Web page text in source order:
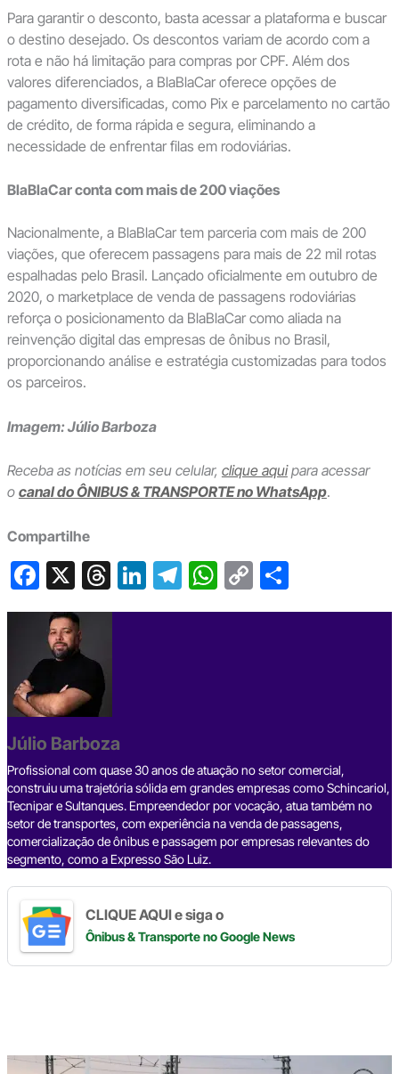
Para garantir o desconto, basta acessar a plataforma e buscar
o destino desejado. Os descontos variam de acordo com a
rota e não há limitação para compras por CPF. Além dos
valores diferenciados, a BlaBlaCar oferece opções de
pagamento diversificadas, como Pix e parcelamento no cartão
de crédito, de forma rápida e segura, eliminando a
necessidade de enfrentar filas em rodoviárias.
BlaBlaCar conta com mais de 200 viações
Nacionalmente, a BlaBlaCar tem parceria com mais de 200
viações, que oferecem passagens para mais de 22 mil rotas
espalhadas pelo Brasil. Lançado oficialmente em outubro de
2020, o marketplace de venda de passagens rodoviárias
reforça o posicionamento da BlaBlaCar como aliada na
reinvenção digital das empresas de ônibus no Brasil,
proporcionando análise e estratégia customizadas para todos
os parceiros.
Imagem: Júlio Barboza
Receba as notícias em seu celular, clique aquipara acessar
o canal do ÔNIBUS & TRANSPORTE no WhatsApp.
Compartilhe
F
a
c
e
b
o
o
k
X T
hr
s
Li
n
T
el
W
h
C
o
S
h
Júlio Barboza
Profissional com quase 30 anos de atuação no setor comercial,
construiu uma trajetória sólida em grandes empresas como Schincariol,
Tecnipar e Sultanques. Empreendedor por vocação, atua também no
setor de transportes, com experiência na venda de passagens,
comercialização de ônibus e passagem por empresas relevantes do
segmento, como a Expresso São Luiz.
CLIQUE AQUI e siga o
Ônibus & Transporteno Google News
Digite